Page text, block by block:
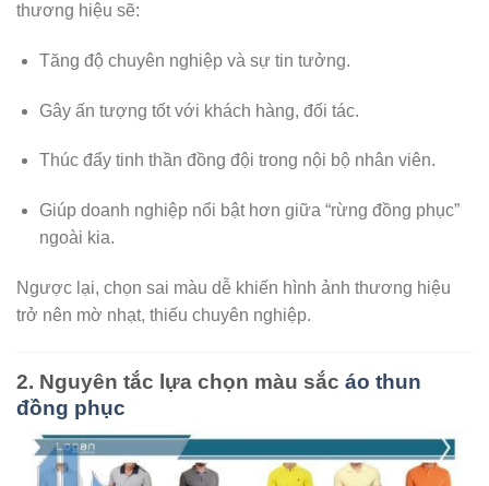
thương hiệu sẽ:
Tăng độ chuyên nghiệp và sự tin tưởng.
Gây ấn tượng tốt với khách hàng, đối tác.
Thúc đẩy tinh thần đồng đội trong nội bộ nhân viên.
Giúp doanh nghiệp nổi bật hơn giữa “rừng đồng phục”
ngoài kia.
Ngược lại, chọn sai màu dễ khiến hình ảnh thương hiệu
trở nên mờ nhạt, thiếu chuyên nghiệp.
2. Nguyên tắc lựa chọn màu sắc áo thun
đồng phục